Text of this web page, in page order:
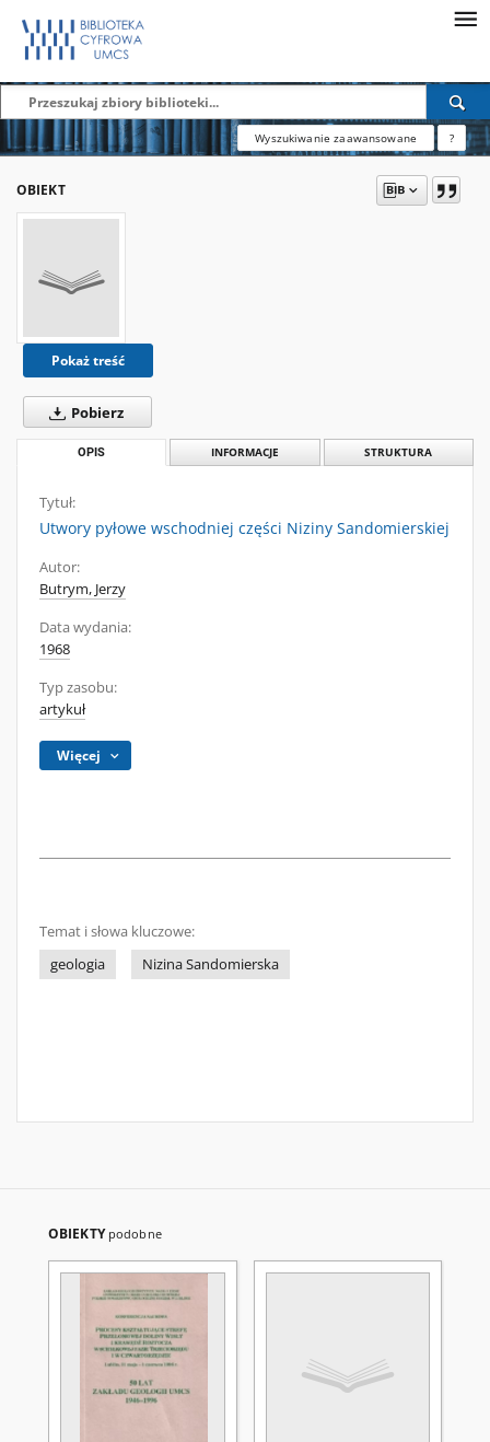
Wyszukiwanie zaawansowane ?
OBIEKT
Pokaż treść
Pobierz
OPIS INFORMACJE STRUKTURA
Tytuł:
Utwory pyłowe wschodniej części Niziny Sandomierskiej
Autor:
Butrym, Jerzy
Data wydania:
1968
Typ zasobu:
artykuł
Więcej
Temat i słowa kluczowe:
geologia
Nizina Sandomierska
OBIEKTY podobne